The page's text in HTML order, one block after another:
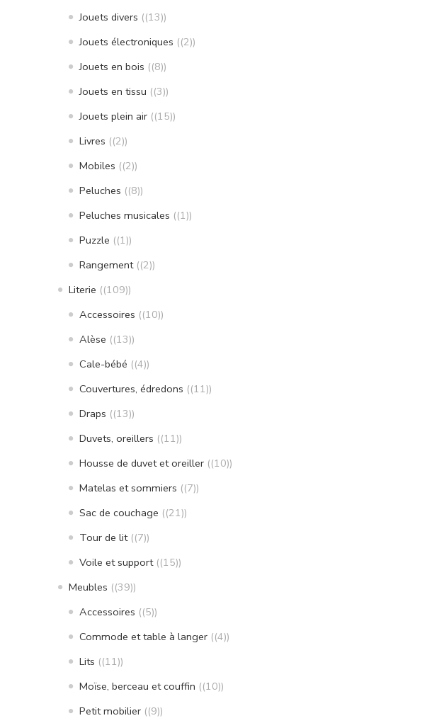
Jouets divers (13)
Jouets électroniques (2)
Jouets en bois (8)
Jouets en tissu (3)
Jouets plein air (15)
Livres (2)
Mobiles (2)
Peluches (8)
Peluches musicales (1)
Puzzle (1)
Rangement (2)
Literie (109)
Accessoires (10)
Alèse (13)
Cale-bébé (4)
Couvertures, édredons (11)
Draps (13)
Duvets, oreillers (11)
Housse de duvet et oreiller (10)
Matelas et sommiers (7)
Sac de couchage (21)
Tour de lit (7)
Voile et support (15)
Meubles (39)
Accessoires (5)
Commode et table à langer (4)
Lits (11)
Moïse, berceau et couffin (10)
Petit mobilier (9)